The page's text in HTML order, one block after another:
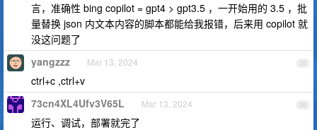
言，准确性 bing copilot = gpt4 > gpt3.5 ，一开始用的 3.5 ，批
量替换 json 内文本内容的脚本都能给我报错，后来用 copilot 就
没这问题了
25
yangzzz Mar 13, 2024
ctrl+c ,ctrl+v
26
73cn4XL4Ufv3V65L Mar 13, 2024
运行、调试，部署就完了